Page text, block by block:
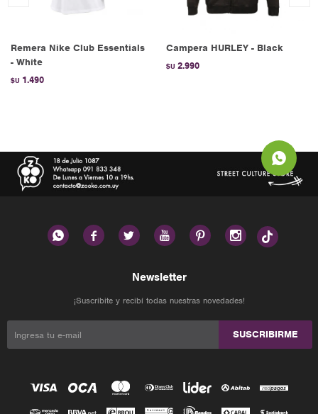
Remera Nike Club Essentials
- White
$U 1.490
Campera HURLEY - Black
$U 2.990
     
Newsletter
¡Suscribite y recibí todas nuestras novedades!
SUSCRIBIRME